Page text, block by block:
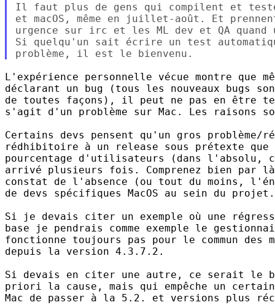
Il faut plus de gens qui compilent et
et macOS, même en juillet-août. Et
urgence sur irc et les ML dev et QA
Si quelqu'un sait écrire un test
L'expérience personnelle vécue montre que
déclarant un bug (tous les nouveaux bugs
de toutes façons), il peut ne pas en être
s'agit d'un problème sur Mac. Les raisons
Certains devs pensent qu'un gros problème/
rédhibitoire à un release sous prétexte
pourcentage d'utilisateurs (dans
arrivé plusieurs fois. Comprenez bien par
constat de l'absence (ou tout du moins,
de devs spécifiques MacOS au sein du projet.
Si je devais citer un exemple où une
base je pendrais comme exemple le
fonctionne toujours pas pour le commun des
depuis la version 4.3.7.2.
Si devais en citer une autre, ce serait le
priori la cause, mais qui empêche un
Mac de passer à la 5.2. et versions plus